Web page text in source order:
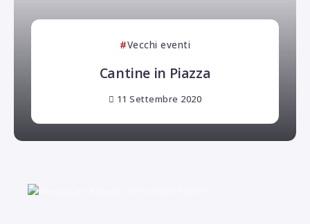
Vecchi eventi
Cantine in Piazza
11 Settembre 2020